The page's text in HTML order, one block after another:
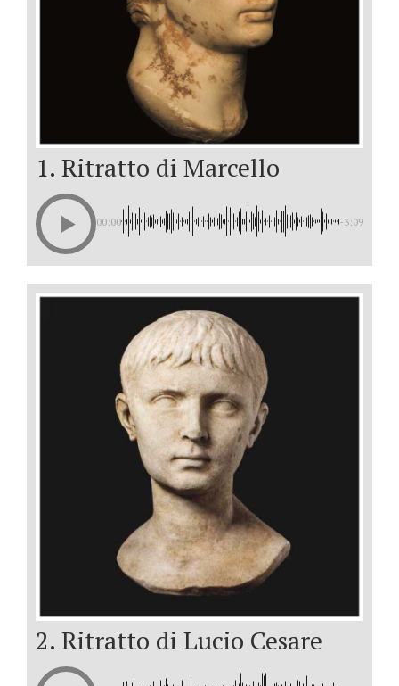
1. Ritratto di Marcello
00:00 -3:09
2. Ritratto di Lucio Cesare